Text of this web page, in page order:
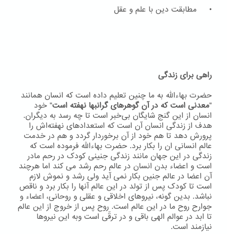
• مطابقت دین با علم و عقل
راهی برای زندگی
حضرت بهاءاللّه به ما چنین تعلیم داده است که انسان همانند
"معدنی است که در آن گوهرهای گرانبها نهفته است" خود
انسان از این گنج شایگان بی‌خبر است تا چه رسد به دیگران.
هدف از زندگی انسان آن است که استعدادهای نهفته‌اش را
پرورش دهد تا هم خود از آن برخوردار گردد و هم در خدمت
عالم انسانی ان را بکار برد. حضرت بهاءاللّه فرموده است که
زندگی در این جهان مانند زندگی جنینی کودک در رحم مادر
است و اعضاء بدن انسان در عالم رحم رشد می کند اما هرچند
آن اعضا در عالم جنین بکار نمی آید ولی رشد و نموش لازم
است تا کودک پس از تولد در این عالم آنها را بکار برد و ناقص
نباشد. بدین گونه، نیروهای اخلاقی و عقلی و روحانی، اعضاء و
جوارح روح ما در این عالم است. روح پس از خروج از این عالم
تا ابد در عوالم الهی باقی و در ترقّی است وبه اين نيروها
نيازمند است.